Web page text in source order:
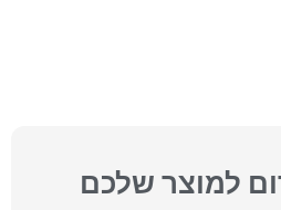
למוצר שלכם